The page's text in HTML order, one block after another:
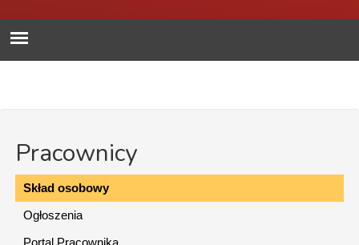
wyszukiwania
Pracownicy
Skład osobowy
Ogłoszenia
Portal Pracownika